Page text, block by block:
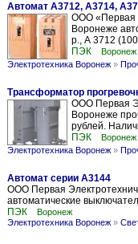
Автомат А3712, А3714,
ООО «Первая
Воронеже
р., А 3712
ПЭК
Воронеж
Электротехника Воронеж »
Трансформатор
ООО Первая
Воронеже
рублей.
ПЭК
Воронеж
Электротехника Воронеж »
Автомат серии А3144
ООО Первая
автоматические
ПЭК
Воронеж
Электротехника Воронеж »